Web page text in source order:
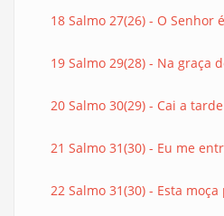
18 Salmo 27(26) - O Senhor
19 Salmo 29(28) - Na graça
20 Salmo 30(29) - Cai a
21 Salmo 31(30) - Eu me
22 Salmo 31(30) - Esta